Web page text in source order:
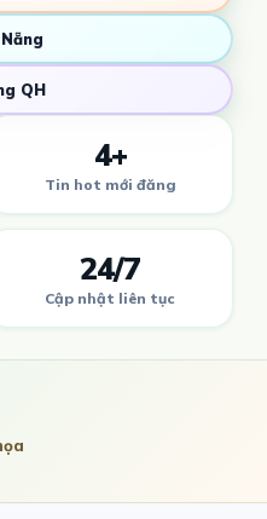
QH
4+
Tin hot mới đăng
24/7
Cập nhật liên tục